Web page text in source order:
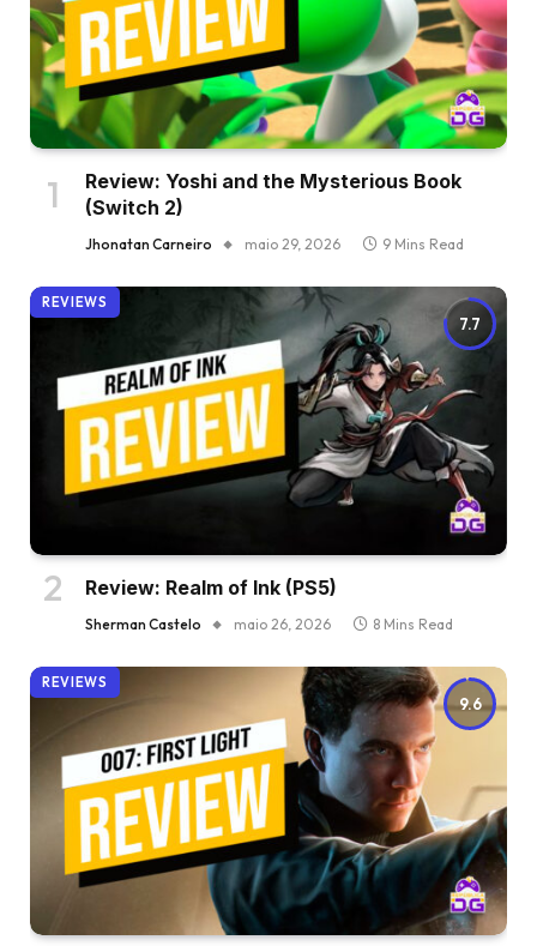
Review: Yoshi and the Mysterious Book
(Switch 2)
Jhonatan Carneiro maio 29, 2026 9 Mins Read
7.7
REVIEWS
Review: Realm of Ink (PS5)
Sherman Castelo maio 26, 2026 8 Mins Read
9.6
REVIEWS